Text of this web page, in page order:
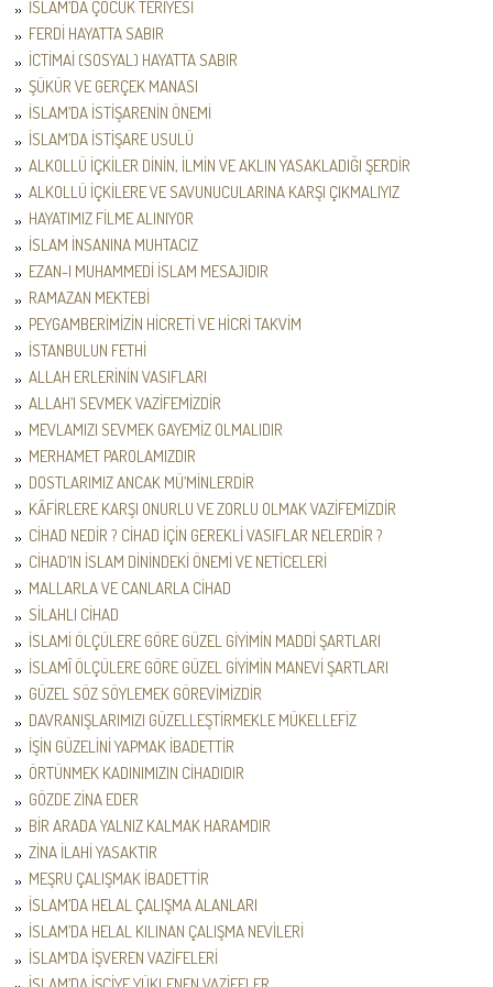
İSLAM’DA ÇOCUK TERİYESİ
FERDİ HAYATTA SABIR
İCTİMAİ (SOSYAL) HAYATTA SABIR
ŞÜKÜR VE GERÇEK MANASI
İSLAM’DA İSTİŞARENİN ÖNEMİ
İSLAM’DA İSTİŞARE USULÜ
ALKOLLÜ İÇKİLER DİNİN, İLMİN VE AKLIN YASAKLADIĞI ŞERDİR
ALKOLLÜ İÇKİLERE VE SAVUNUCULARINA KARŞI ÇIKMALIYIZ
HAYATIMIZ FİLME ALINIYOR
İSLAM İNSANINA MUHTACIZ
EZAN-I MUHAMMEDİ İSLAM MESAJIDIR
RAMAZAN MEKTEBİ
PEYGAMBERİMİZİN HİCRETİ VE HİCRİ TAKVİM
İSTANBULUN FETHİ
ALLAH ERLERİNİN VASIFLARI
ALLAH’I SEVMEK VAZİFEMİZDİR
MEVLAMIZI SEVMEK GAYEMİZ OLMALIDIR
MERHAMET PAROLAMIZDIR
DOSTLARIMIZ ANCAK MÜ’MİNLERDİR
KÂFİRLERE KARŞI ONURLU VE ZORLU OLMAK VAZİFEMİZDİR
CİHAD NEDİR ? CİHAD İÇİN GEREKLİ VASIFLAR NELERDİR ?
CİHAD’IN İSLAM DİNİNDEKİ ÖNEMİ VE NETİCELERİ
MALLARLA VE CANLARLA CİHAD
SİLAHLI CİHAD
İSLAMİ ÖLÇÜLERE GÖRE GÜZEL GİYİMİN MADDİ ŞARTLARI
İSLAMÎ ÖLÇÜLERE GÖRE GÜZEL GİYİMİN MANEVİ ŞARTLARI
GÜZEL SÖZ SÖYLEMEK GÖREVİMİZDİR
DAVRANIŞLARIMIZI GÜZELLEŞTİRMEKLE MÜKELLEFİZ
İŞİN GÜZELİNİ YAPMAK İBADETTİR
ÖRTÜNMEK KADINIMIZIN CİHADIDIR
GÖZDE ZİNA EDER
BİR ARADA YALNIZ KALMAK HARAMDIR
ZİNA İLAHİ YASAKTIR
MEŞRU ÇALIŞMAK İBADETTİR
İSLAM’DA HELAL ÇALIŞMA ALANLARI
İSLAM’DA HELAL KILINAN ÇALIŞMA NEVİLERİ
İSLAM’DA İŞVEREN VAZİFELERİ